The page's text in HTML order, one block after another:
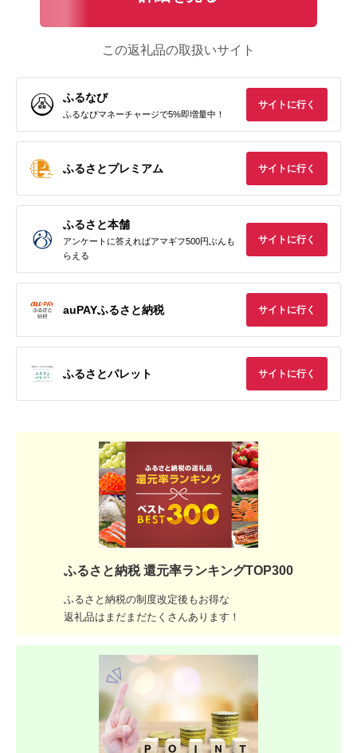
この返礼品の取扱いサイト
ふるなび
ふるなびマネーチャージで5%即増量中！
サイトに行く
ふるさとプレミアム サイトに行く
ふるさと本舗
アンケートに答えればアマギフ500円ぶんも
らえる
サイトに行く
auPAYふるさと納税 サイトに行く
ふるさとパレット サイトに行く
ふるさと納税 還元率ランキングTOP300
ふるさと納税の制度改定後もお得な
返礼品はまだまだたくさんあります！